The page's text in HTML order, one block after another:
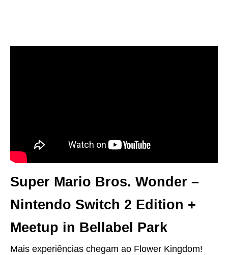
Super Mario Bros. Wonder –
Nintendo Switch 2 Edition +
Meetup in Bellabel Park
Mais experiências chegam ao Flower Kingdom!